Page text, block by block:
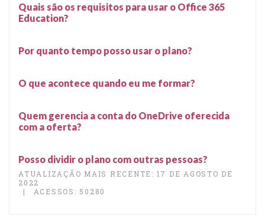
Quais são os requisitos para usar o Office 365
Education?
Por quanto tempo posso usar o plano?
O que acontece quando eu me formar?
Quem gerencia a conta do OneDrive oferecida
com a oferta?
Posso dividir o plano com outras pessoas?
ATUALIZAÇÃO MAIS RECENTE: 17 DE AGOSTO DE
2022
ACESSOS: 50280